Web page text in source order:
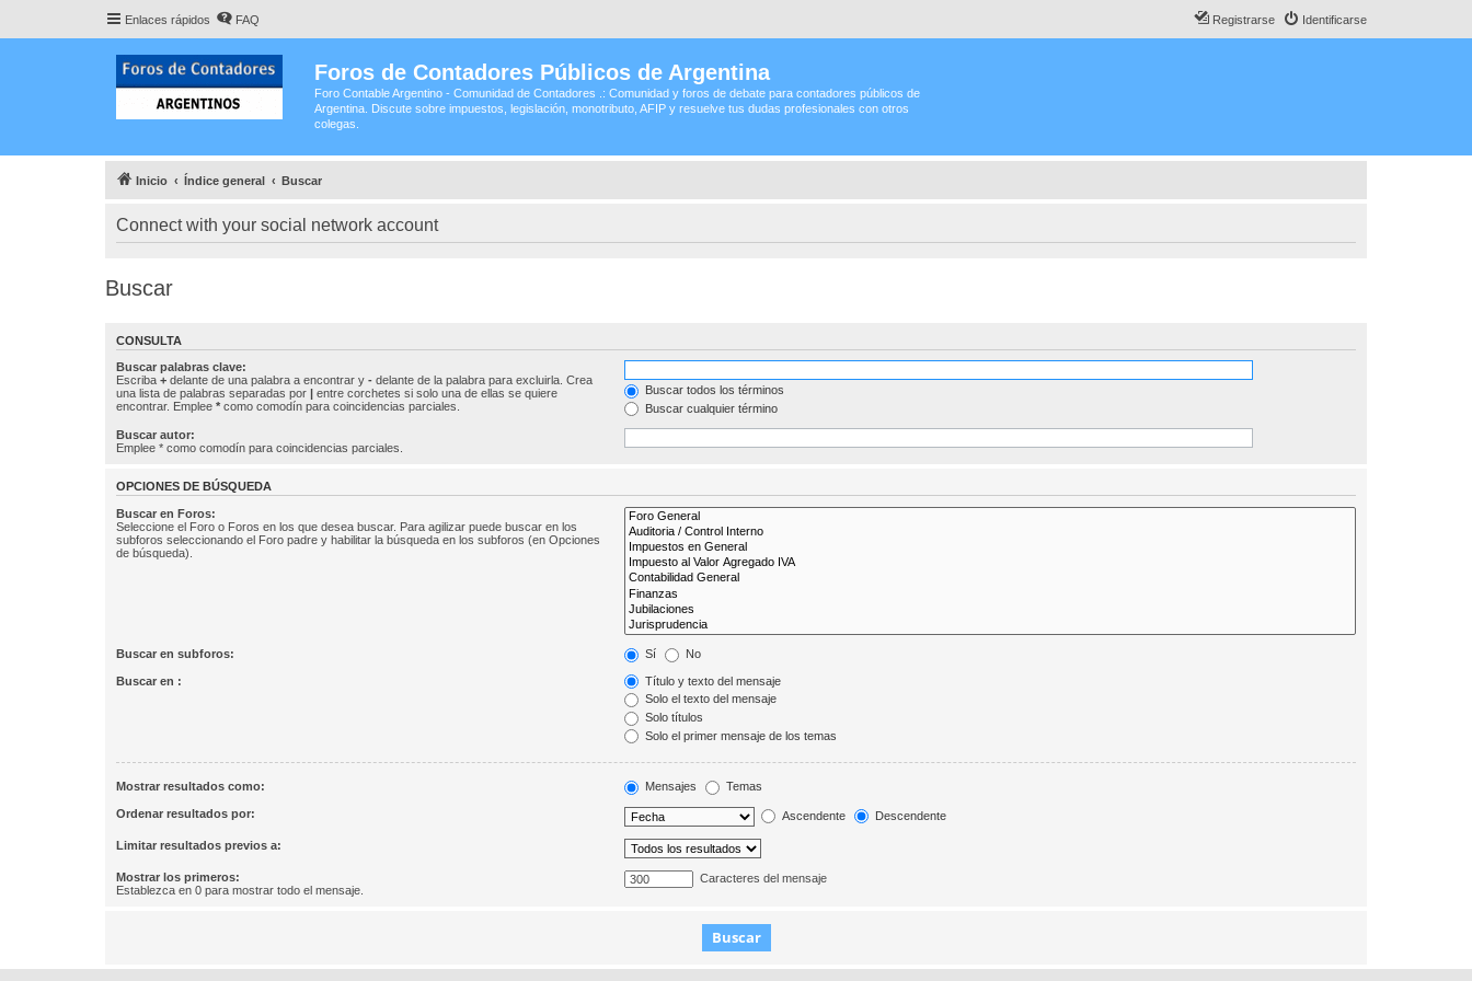
Enlaces rápidos FAQ Identificarse
Registrarse
Foros de Contadores Públicos de Argentina
Foro Contable Argentino - Comunidad de Contadores .: Comunidad y foros de debate para contadores públicos de
Argentina. Discute sobre impuestos, legislación, monotributo, AFIP y resuelve tus dudas profesionales con otros
colegas.
Inicio Índice general Buscar
Connect with your social network account
Buscar
CONSULTA
Buscar palabras clave:
Escriba + delante de una palabra a encontrar y - delante de la palabra para excluirla. Crea
una lista de palabras separadas por | entre corchetes si solo una de ellas se quiere
encontrar. Emplee * como comodín para coincidencias parciales.
Buscar todos los términos
Buscar cualquier término
Buscar autor:
Emplee * como comodín para coincidencias parciales.
OPCIONES DE BÚSQUEDA
Buscar en Foros:
Seleccione el Foro o Foros en los que desea buscar. Para agilizar puede buscar en los
subforos seleccionando el Foro padre y habilitar la búsqueda en los subforos (en Opciones
de búsqueda).
Buscar en subforos: Sí No
Buscar en :
Título y texto del mensaje
Solo el texto del mensaje
Solo títulos
Solo el primer mensaje de los temas
Mostrar resultados como: Mensajes Temas
Ordenar resultados por: Ascendente Descendente
Limitar resultados previos a:
Mostrar los primeros:
Establezca en 0 para mostrar todo el mensaje.
Caracteres del mensaje